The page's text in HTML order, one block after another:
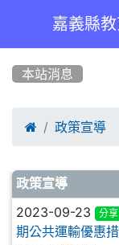
嘉義縣
本站消息
 政策宣導
文章列表
政策宣導
2023-09-23 分享
期公共運輸優惠